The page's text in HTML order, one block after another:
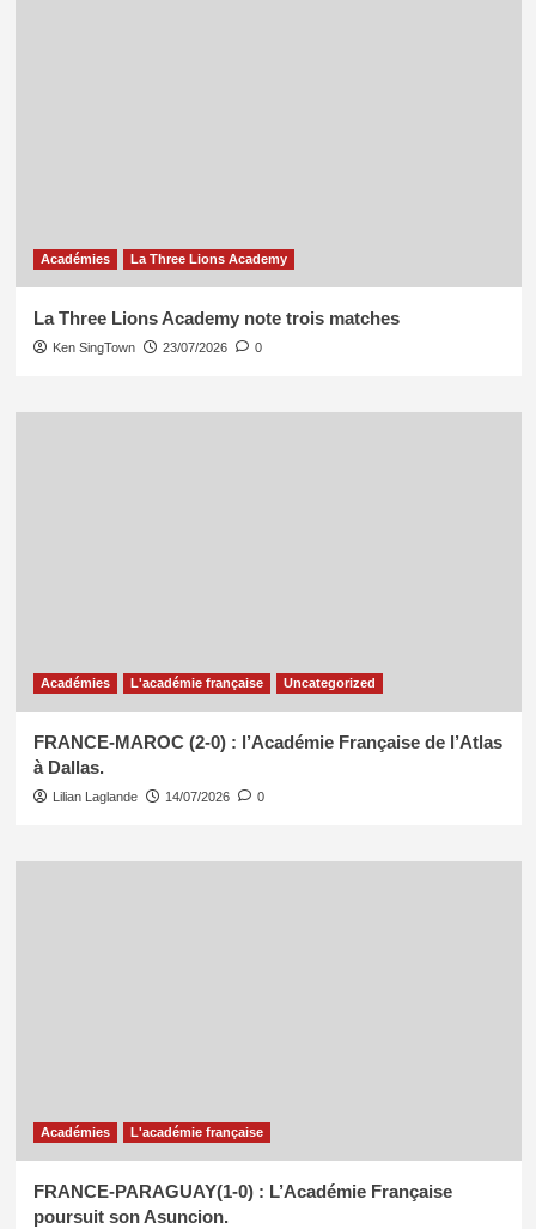
Académies La Three Lions Academy
La Three Lions Academy note trois matches
Ken SingTown 23/07/2026 0
Académies L'académie française Uncategorized
FRANCE-MAROC (2-0) : l’Académie Française de l’Atlas
à Dallas.
Lilian Laglande 14/07/2026 0
Académies L'académie française
FRANCE-PARAGUAY(1-0) : L’Académie Française
poursuit son Asuncion.